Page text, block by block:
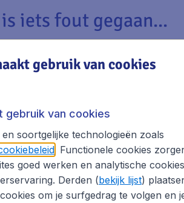
iets fout gegaan...
gebruik van cookies
gebruik van cookies
soortgelijke technologieën zoals
. Functionele cookies
goed werken en analytische cookies
Derden (bekijk lijst)
om je surfgedrag te volgen en